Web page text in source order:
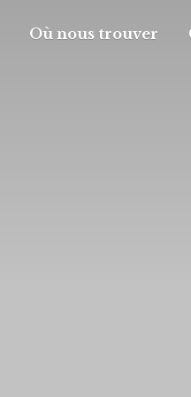
Où nous trouver